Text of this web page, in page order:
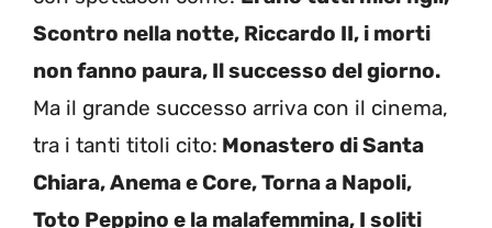
Scontro nella notte, Riccardo II, i morti
non fanno paura, Il successo del giorno.
Ma il grande successo arriva con il cinema,
tra i tanti titoli cito: Monastero di Santa
Chiara, Anema e Core, Torna a Napoli,
Toto Peppino e la malafemmina, I soliti